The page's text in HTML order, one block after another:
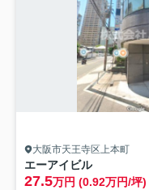
大阪市天王寺区上本町
エーアイビル
27.5万円 (0.92万円/坪)